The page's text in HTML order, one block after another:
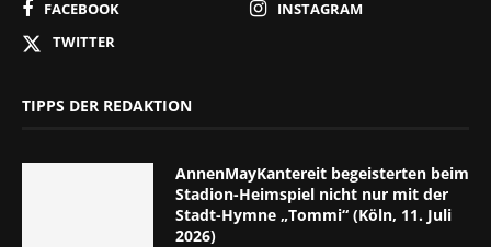
FACEBOOK
INSTAGRAM
TWITTER
TIPPS DER REDAKTION
AnnenMayKantereit begeisterten beim
Stadion-Heimspiel nicht nur mit der
Stadt-Hymne „Tommi“ (Köln, 11. Juli
2026)